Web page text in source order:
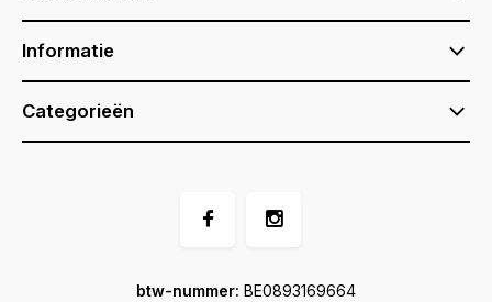
Informatie
Categorieën
btw-nummer: BE0893169664